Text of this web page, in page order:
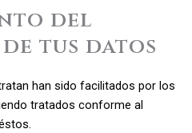
del
tus datos
han sido facilitados por los
tratados conforme al